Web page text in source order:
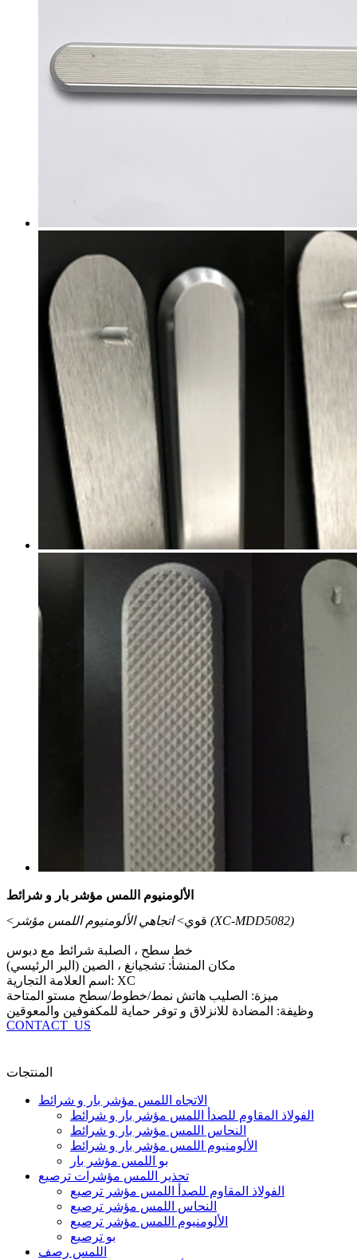
الألومنيوم اللمس مؤشر بار و شرائط
<قوي> اتجاهي الألومنيوم اللمس مؤشر (XC-MDD5082)
خط سطح ، الصلبة شرائط مع دبوس
مكان المنشأ: تشجيانغ ، الصين (البر الرئيسي)
اسم العلامة التجارية: XC
ميزة: الصليب هاتش نمط/خطوط/سطح مستو المتاحة
وظيفة: المضادة للانزلاق و توفر حماية للمكفوفين والمعوقين
CONTACT_US
المنتجات
الاتجاه اللمس مؤشر بار و شرائط
الفولاذ المقاوم للصدأ اللمس مؤشر بار و شرائط
النحاس اللمس مؤشر بار و شرائط
الألومنيوم اللمس مؤشر بار و شرائط
بو اللمس مؤشر بار
تحذير اللمس مؤشرات ترصيع
الفولاذ المقاوم للصدأ اللمس مؤشر ترصيع
النحاس اللمس مؤشر ترصيع
الألومنيوم اللمس مؤشر ترصيع
بو ترصيع
اللمس رصف